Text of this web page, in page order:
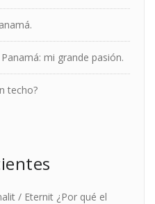
mi grande pasión.
techo?
/ Eternit ¿Por qué el